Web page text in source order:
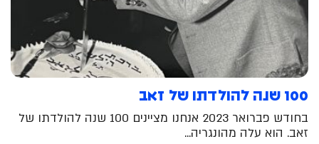
100 שנה להולדתו של זאב
בחודש פברואר 2023 אנחנו מציינים 100 שנה להולדתו של
זאב. הוא עלה מהונגריה...